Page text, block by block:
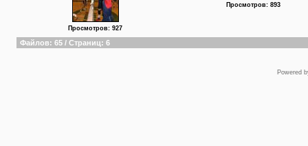
Просмотров: 927
Просмотров: 893
Файлов: 65 / Страниц: 6
Powered